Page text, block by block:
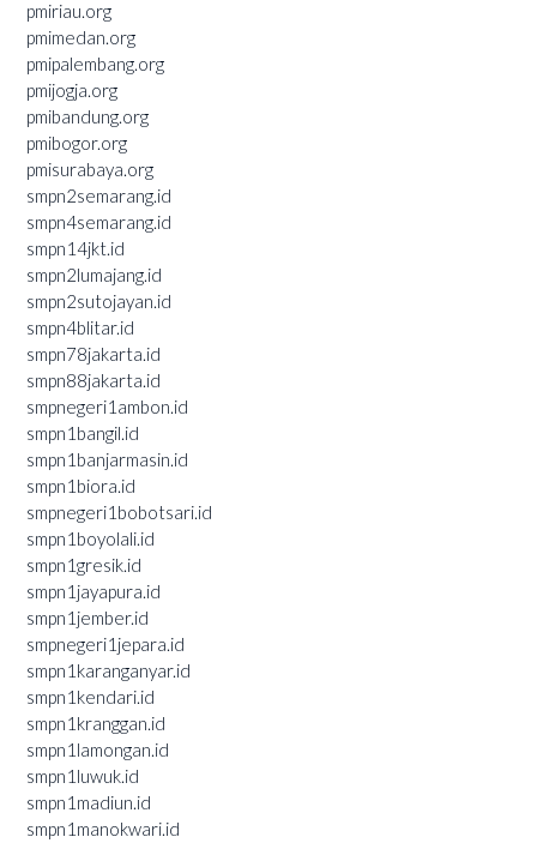
pmiriau.org
pmimedan.org
pmipalembang.org
pmijogja.org
pmibandung.org
pmibogor.org
pmisurabaya.org
smpn2semarang.id
smpn4semarang.id
smpn14jkt.id
smpn2lumajang.id
smpn2sutojayan.id
smpn4blitar.id
smpn78jakarta.id
smpn88jakarta.id
smpnegeri1ambon.id
smpn1bangil.id
smpn1banjarmasin.id
smpn1biora.id
smpnegeri1bobotsari.id
smpn1boyolali.id
smpn1gresik.id
smpn1jayapura.id
smpn1jember.id
smpnegeri1jepara.id
smpn1karanganyar.id
smpn1kendari.id
smpn1kranggan.id
smpn1lamongan.id
smpn1luwuk.id
smpn1madiun.id
smpn1manokwari.id